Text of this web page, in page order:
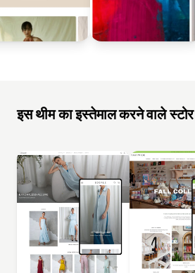
इस थीम का इस्तेमाल करने वाले स्टोर